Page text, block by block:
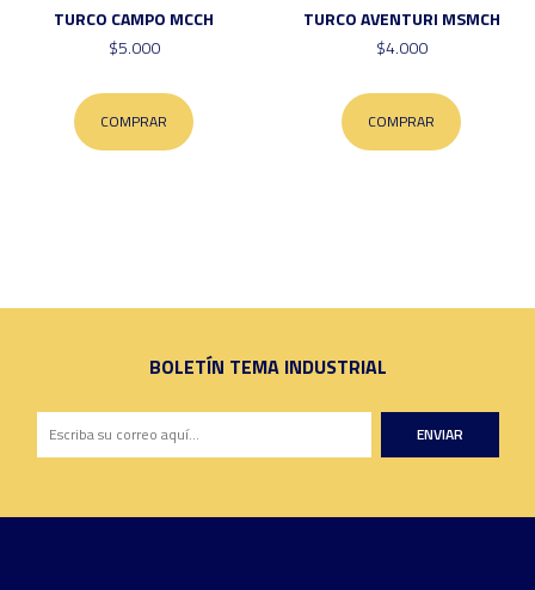
TURCO CAMPO MCCH
$5.000
COMPRAR
TURCO AVENTURI MSMCH
$4.000
COMPRAR
BOLETÍN TEMA INDUSTRIAL
ENVIAR